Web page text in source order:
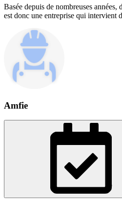
Basée depuis de nombreuses
est donc une entreprise qui intervient
Amfie